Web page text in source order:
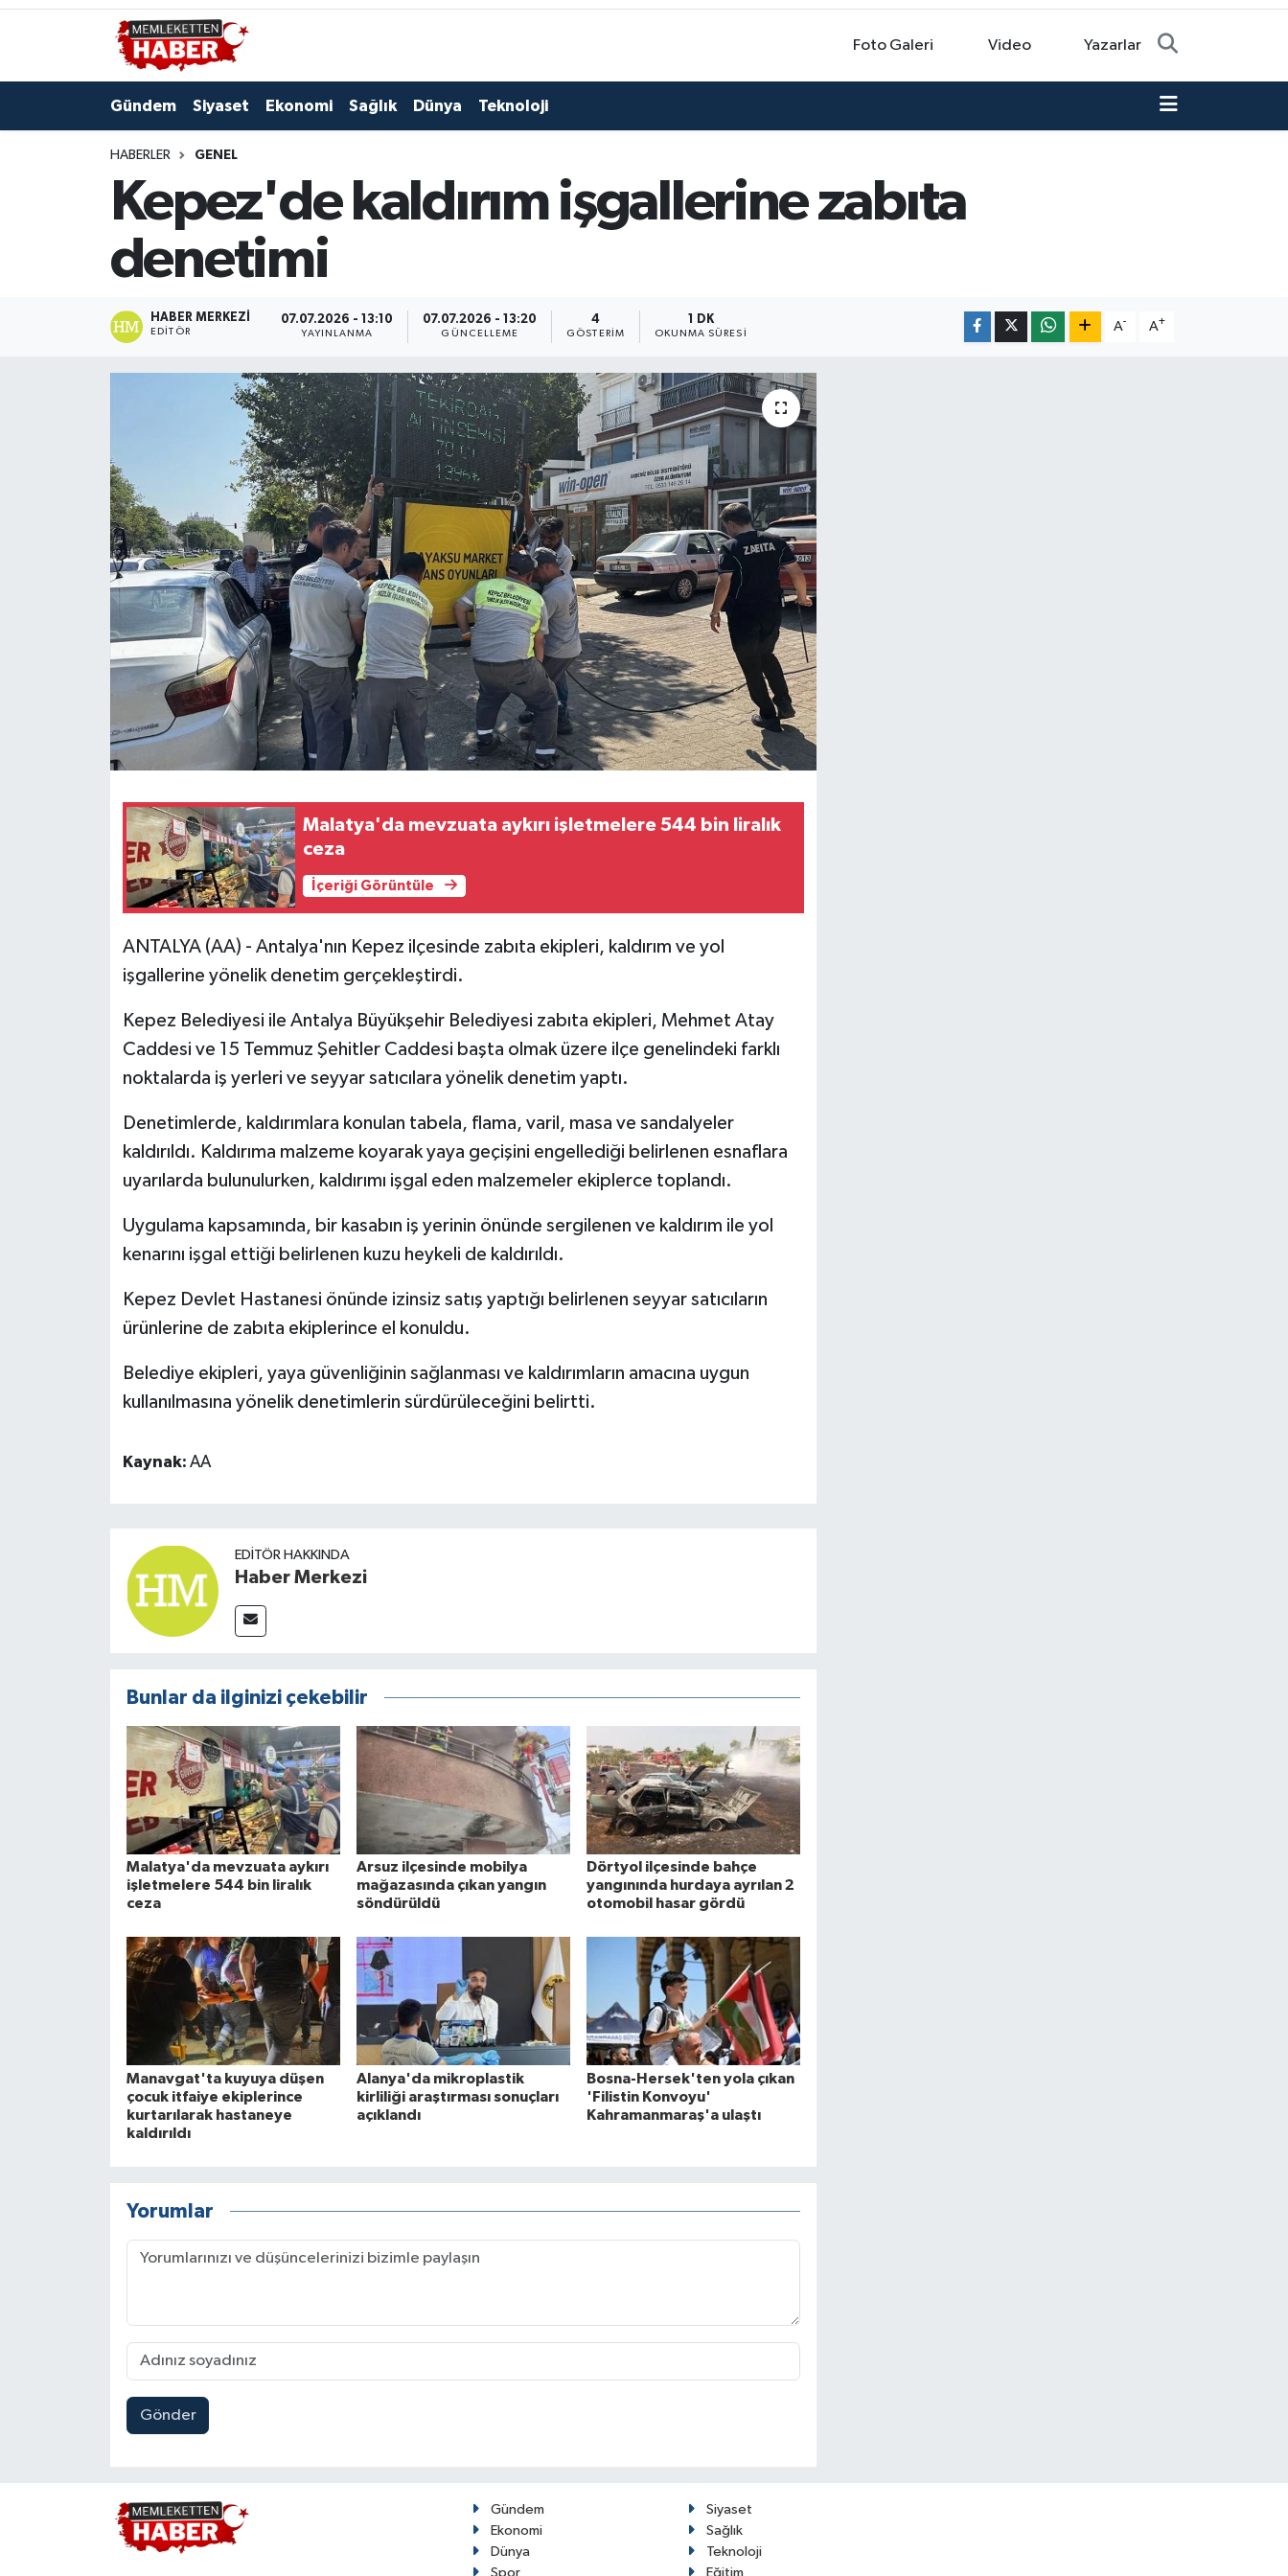
Foto Galeri Video Yazarlar
Gündem Siyaset Ekonomi Sağlık Dünya Teknoloji
HABERLER GENEL
Kepez'de kaldırım işgallerine zabıta
denetimi
HABER MERKEZI
EDITÖR
07.07.2026 - 13:10
YAYINLANMA
07.07.2026 - 13:20
GÜNCELLEME
4
GÖSTERIM
1 DK
OKUNMA SÜRESI
A- A+
Malatya'da mevzuata aykırı işletmelere 544 bin liralık
ceza
İçeriği Görüntüle
ANTALYA (AA) - Antalya'nın Kepez ilçesinde zabıta ekipleri, kaldırım ve yol
işgallerine yönelik denetim gerçekleştirdi.
Kepez Belediyesi ile Antalya Büyükşehir Belediyesi zabıta ekipleri, Mehmet Atay
Caddesi ve 15 Temmuz Şehitler Caddesi başta olmak üzere ilçe genelindeki farklı
noktalarda iş yerleri ve seyyar satıcılara yönelik denetim yaptı.
Denetimlerde, kaldırımlara konulan tabela, flama, varil, masa ve sandalyeler
kaldırıldı. Kaldırıma malzeme koyarak yaya geçişini engellediği belirlenen esnaflara
uyarılarda bulunulurken, kaldırımı işgal eden malzemeler ekiplerce toplandı.
Uygulama kapsamında, bir kasabın iş yerinin önünde sergilenen ve kaldırım ile yol
kenarını işgal ettiği belirlenen kuzu heykeli de kaldırıldı.
Kepez Devlet Hastanesi önünde izinsiz satış yaptığı belirlenen seyyar satıcıların
ürünlerine de zabıta ekiplerince el konuldu.
Belediye ekipleri, yaya güvenliğinin sağlanması ve kaldırımların amacına uygun
kullanılmasına yönelik denetimlerin sürdürüleceğini belirtti.
Kaynak: AA
EDITÖR HAKKINDA
Haber Merkezi
Bunlar da ilginizi çekebilir
Malatya'da mevzuata aykırı
işletmelere 544 bin liralık
ceza
Arsuz ilçesinde mobilya
mağazasında çıkan yangın
söndürüldü
Dörtyol ilçesinde bahçe
yangınında hurdaya ayrılan 2
otomobil hasar gördü
Manavgat'ta kuyuya düşen
çocuk itfaiye ekiplerince
kurtarılarak hastaneye
kaldırıldı
Alanya'da mikroplastik
kirliliği araştırması sonuçları
açıklandı
Bosna-Hersek'ten yola çıkan
'Filistin Konvoyu'
Kahramanmaraş'a ulaştı
Yorumlar
Gönder
Gündem
Siyaset
Ekonomi
Sağlık
Dünya
Teknoloji
Spor
Eğitim